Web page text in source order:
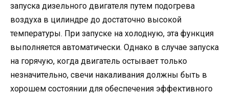
запуска дизельного двигателя путем подогрева
воздуха в цилиндре до достаточно высокой
температуры. При запуске на холодную, эта функция
выполняется автоматически. Однако в случае запуска
на горячую, когда двигатель остывает только
незначительно, свечи накаливания должны быть в
хорошем состоянии для обеспечения эффективного